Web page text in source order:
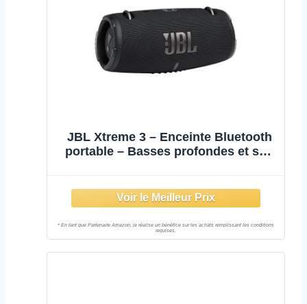
JBL Xtreme 3 – Enceinte Bluetooth
portable – Basses profondes et son
appareils intégré – Autonomie 15 hrs
– Noir